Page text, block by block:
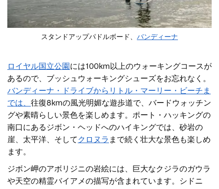
スタンドアップパドルボード、 バンディーナ
ロイヤル国立公園 には100km以上のウォーキングコースが
あるので、ブッシュウォーキングシューズをお忘れなく。
バンディーナ・ドライブからリトル・マーリー・ビーチま
では、 往復8kmの風光明媚な遊歩道で、バードウォッチン
グや素晴らしい景色を楽しめます。ポート・ハッキングの
南口にあるジボン・ヘッドへのハイキングでは、砂岩の
崖、太平洋、そして クロヌラ まで続く壮大な景色も楽しめ
ます。
ジボン岬のアボリジニの岩絵には、巨大なクジラのガウラ
や天空の精霊バイアメの描写が含まれています。
シドニ